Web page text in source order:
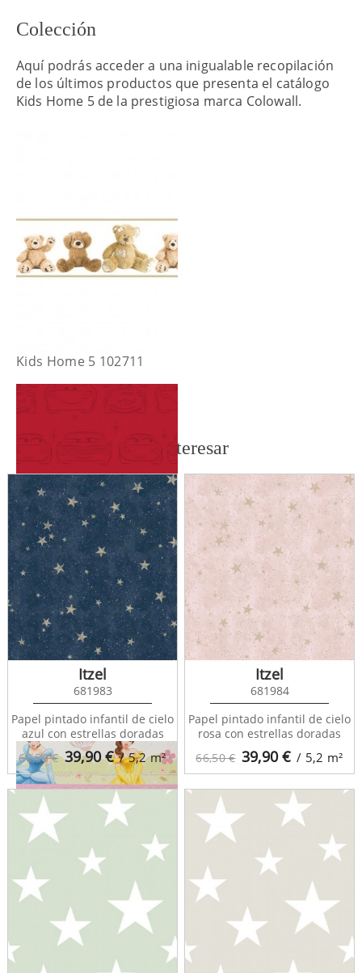
Colección
Aquí podrás acceder a una inigualable recopilación
de los últimos productos que presenta el catálogo
Kids Home 5 de la prestigiosa marca Colowall.
Kids Home 5 102711
Kids Home 5 DF31999
Kids Home 5 DF42213
También te puede interesar
66,50 € 39,90€ / 5,2m²
Itzel
681983
Papel pintado infantil de cielo
azul con estrellas doradas
66,50 € 39,90€ / 5,2 m²
Itzel
681984
Papel pintado infantil de cielo
rosa con estrellas doradas